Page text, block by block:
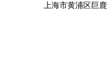
上海市黄浦区巨